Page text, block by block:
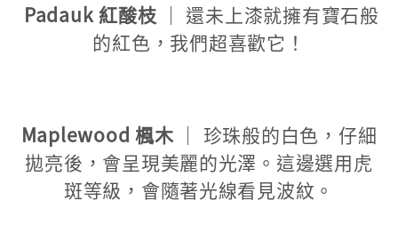
Padauk 紅酸枝 ｜ 還未上漆就擁有寶石般
的紅色，我們超喜歡它！
Maplewood 楓木｜ 珍珠般的白色，仔細
拋亮後，會呈現美麗的光澤。這邊選用虎
斑等級，會隨著光線看見波紋。